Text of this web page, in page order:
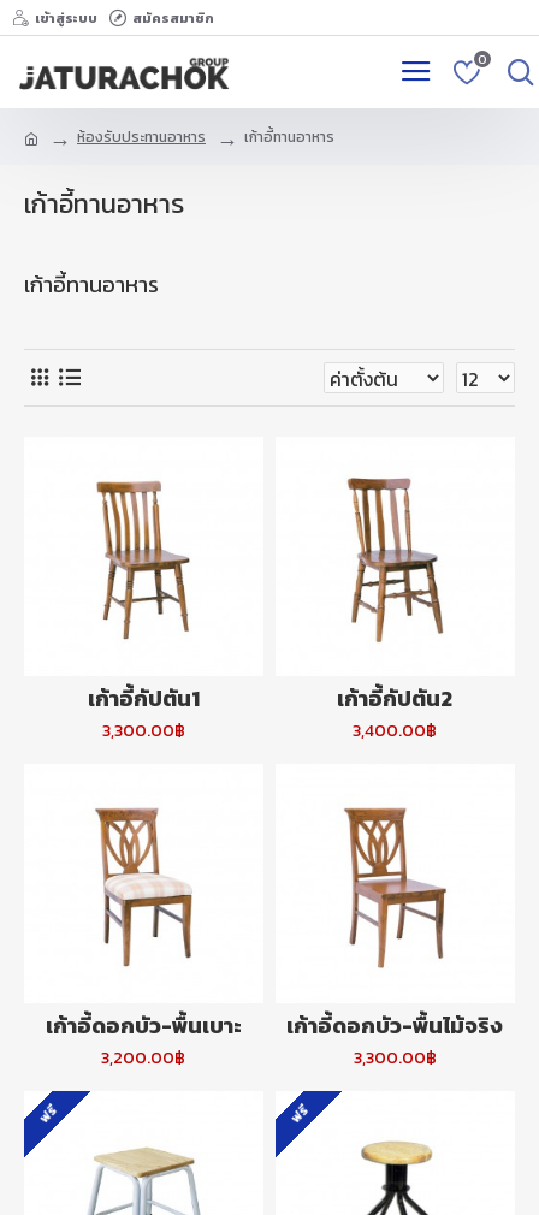
เข้าสู่ระบบ สมัครสมาชิก
0
ห้องรับประทานอาหาร เก้าอี้ทานอาหาร
เก้าอี้ทานอาหาร
เก้าอี้ทานอาหาร
เก้าอี้กัปตัน1
3,300.00฿
เก้าอี้กัปตัน2
3,400.00฿
เก้าอี้ดอกบัว-พื้นเบาะ
3,200.00฿
เก้าอี้ดอกบัว-พื้นไม้จริง
3,300.00฿
ฟรี ฟรี